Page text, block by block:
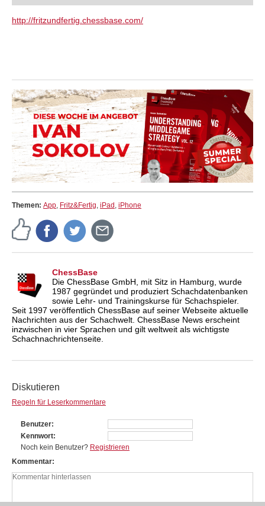
http://fritzundfertig.chessbase.com/
Themen: App, Fritz&Fertig, iPad , iPhone
ChessBase
Die ChessBase GmbH, mit Sitz in Hamburg, wurde
1987 gegründet und produziert Schachdatenbanken
sowie Lehr- und Trainingskurse für Schachspieler.
Seit 1997 veröffentlich ChessBase auf seiner Webseite aktuelle
Nachrichten aus der Schachwelt. ChessBase News erscheint
inzwischen in vier Sprachen und gilt weltweit als wichtigste
Schachnachrichtenseite.
Diskutieren
Regeln für Leserkommentare
Benutzer
Kennwort
Noch kein Benutzer? Registrieren
Kommentar